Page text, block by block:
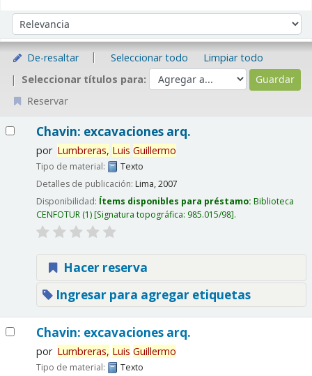
Ordenar por:
De-resaltar Seleccionar todo
Limpiar todo
Seleccionar títulos para:
Reservar
Chavin: excavaciones arq.
por Lumbreras, Luis Guillermo
Tipo de material:
Texto
Detalles de publicación: Lima,2007
Disponibilidad: Ítems disponibles para préstamo: Biblioteca
CENFOTUR(1) Signatura topográfica: 985.015/98 .
Hacer reserva
Ingresar para agregar etiquetas
Chavin: excavaciones arq.
por Lumbreras, Luis Guillermo
Tipo de material:
Texto